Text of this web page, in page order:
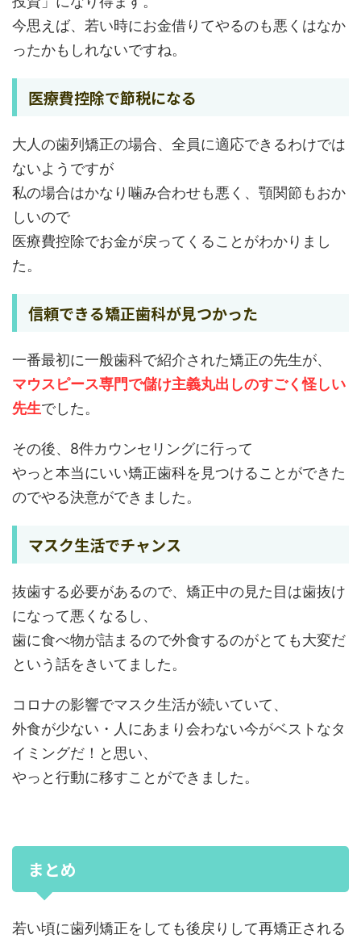
今思えば、若い時にお金借りてやるのも悪くはなか
ったかもしれないですね。
医療費控除で節税になる
大人の歯列矯正の場合、全員に適応できるわけでは
ないようですが
私の場合はかなり噛み合わせも悪く、顎関節もおか
しいので
医療費控除でお金が戻ってくることがわかりまし
た。
信頼できる矯正歯科が見つかった
一番最初に一般歯科で紹介された矯正の先生が、
マウスピース専門で儲け主義丸出しのすごく怪しい
先生でした。
その後、8件カウンセリングに行って
やっと本当にいい矯正歯科を見つけることができた
のでやる決意ができました。
マスク生活でチャンス
抜歯する必要があるので、矯正中の見た目は歯抜け
になって悪くなるし、
歯に食べ物が詰まるので外食するのがとても大変だ
という話をきいてました。
コロナの影響でマスク生活が続いていて、
外食が少ない・人にあまり会わない今がベストなタ
イミングだ！と思い、
やっと行動に移すことができました。
まとめ
若い頃に歯列矯正をしても後戻りして再矯正される